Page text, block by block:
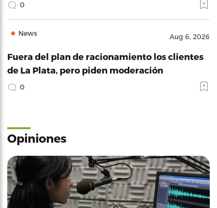
0
News Aug 6, 2026
Fuera del plan de racionamiento los clientes
de La Plata, pero piden moderación
0
Opiniones